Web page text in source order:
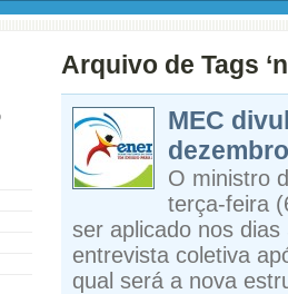
Arquivo de Tags
MEC
dezembro
O ministro
terça-feira
ser aplicado nos
entrevista coletiva
qual será a nova